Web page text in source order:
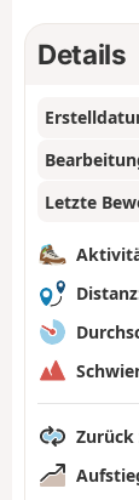
Details
Letzte
Zurück